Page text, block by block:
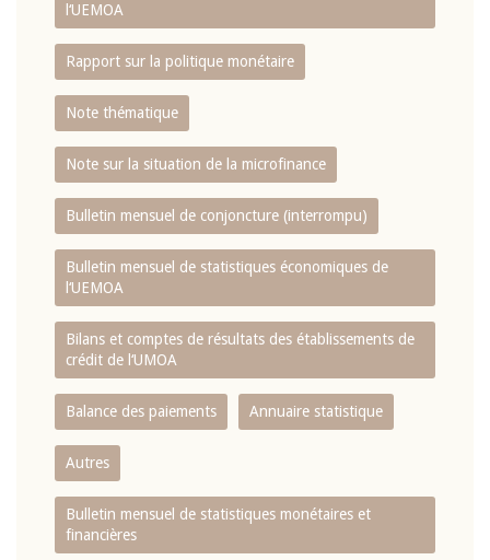
l‘UEMOA
Rapport sur la politique monétaire
Note thématique
Note sur la situation de la microfinance
Bulletin mensuel de conjoncture (interrompu)
Bulletin mensuel de statistiques économiques de
l‘UEMOA
Bilans et comptes de résultats des établissements de
crédit de l‘UMOA
Balance des paiements Annuaire statistique
Autres
Bulletin mensuel de statistiques monétaires et
financières